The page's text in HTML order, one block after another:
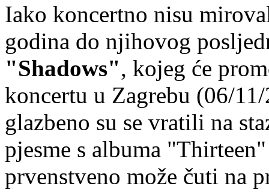
Iako koncertno nisu
godina do njihovog
"Shadows", kojeg će
koncertu u Zagrebu (06/
glazbeno su se vratili na
pjesme s albuma
prvenstveno može čuti na